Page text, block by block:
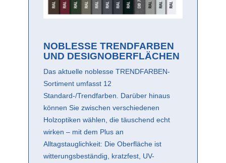
NOBLESSE TRENDFARBEN
UND DESIGNOBERFLÄCHEN
Das aktuelle noblesse TRENDFARBEN-
Sortiment umfasst 12
Standard-/Trendfarben. Darüber hinaus
können Sie zwischen verschiedenen
Holzoptiken wählen, die täuschend echt
wirken – mit dem Plus an
Alltagstauglichkeit: Die Oberfläche ist
witterungsbeständig, kratzfest, UV-